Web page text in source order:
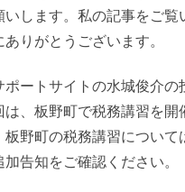
いします。私の記事をご覧
りがとうございます。
ポートサイトの水城俊介の
は、板野町で税務講習を開
板野町の税務講習について
告知をご確認ください。